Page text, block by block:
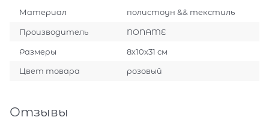
Материал полистоун && текстиль
Производитель NONAME
Размеры 8х10х31 см
Цвет товара розовый
Отзывы